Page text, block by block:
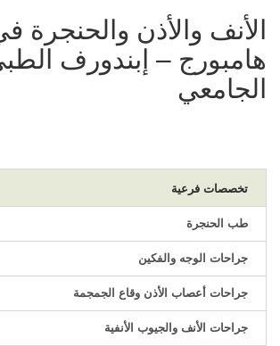
الأنف والأذن والحنجرة
هامبورج – إبندورف
الجامعي
تخصصات فرعية
طب الحنجرة
جراحات الوجه والفكين
جراحات أعصاب الأذن وقاع الجمجمة
جراحات الأنف والجيوب الأنفية